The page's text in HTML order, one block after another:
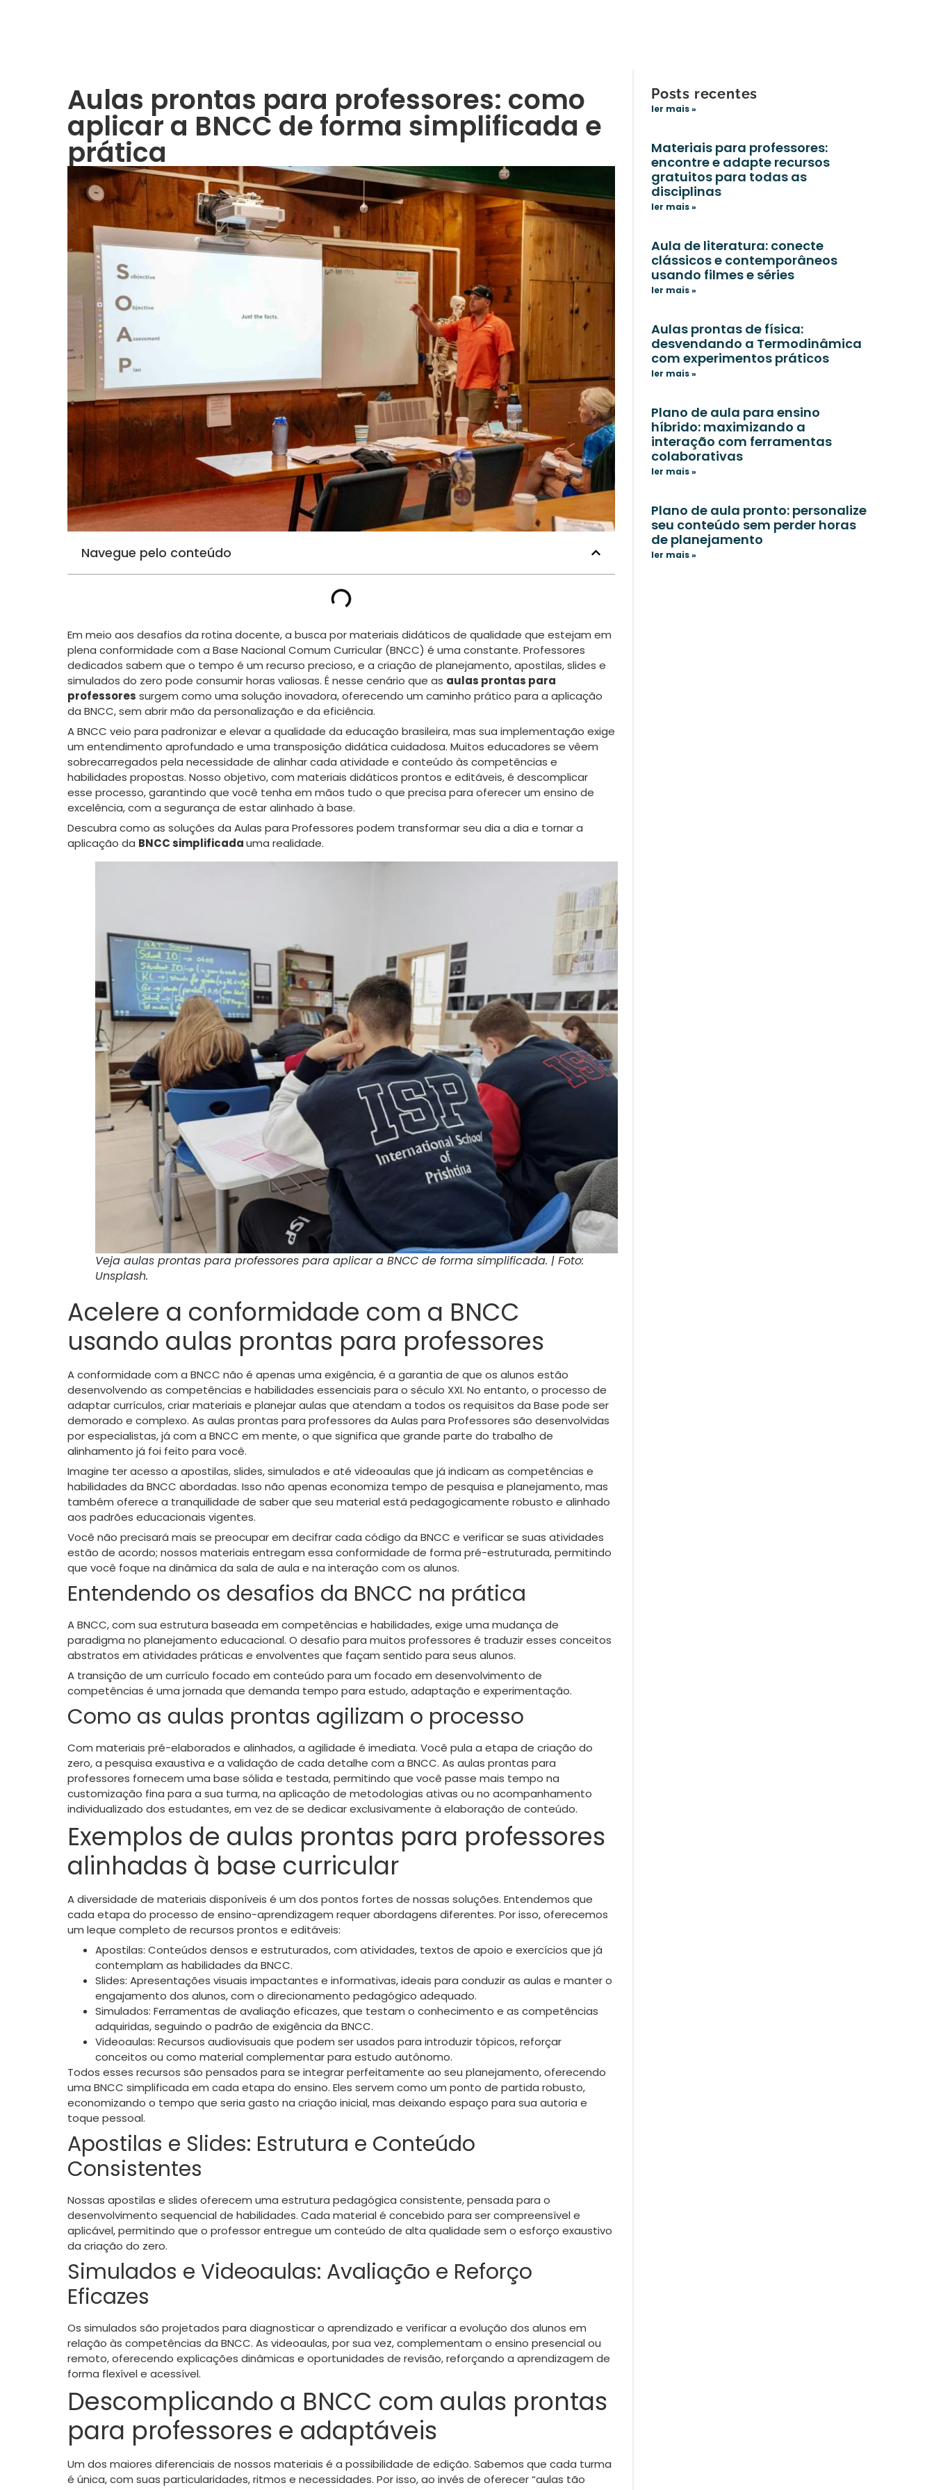
Aulas prontas para professores: como
aplicar a BNCC de forma simplificada e
prática
Navegue pelo conteúdo
Em meio aos desafios da rotina docente, a busca por materiais didáticos de qualidade que estejam em
plena conformidade com a Base Nacional Comum Curricular (BNCC) é uma constante. Professores
dedicados sabem que o tempo é um recurso precioso, e a criação de planejamento, apostilas, slides e
simulados do zero pode consumir horas valiosas. É nesse cenário que as aulas prontas para
professores surgem como uma solução inovadora, oferecendo um caminho prático para a aplicação
da BNCC, sem abrir mão da personalização e da eficiência.
A BNCC veio para padronizar e elevar a qualidade da educação brasileira, mas sua implementação exige
um entendimento aprofundado e uma transposição didática cuidadosa. Muitos educadores se vêem
sobrecarregados pela necessidade de alinhar cada atividade e conteúdo às competências e
habilidades propostas. Nosso objetivo, com materiais didáticos prontos e editáveis, é descomplicar
esse processo, garantindo que você tenha em mãos tudo o que precisa para oferecer um ensino de
excelência, com a segurança de estar alinhado à base.
Descubra como as soluções da Aulas para Professores podem transformar seu dia a dia e tornar a
aplicação da BNCC simplificadauma realidade.
Veja aulas prontas para professores para aplicar a BNCC de forma simplificada. | Foto:
Unsplash.
Acelere a conformidade com a BNCC
usando aulas prontas para professores
A conformidade com a BNCC não é apenas uma exigência, é a garantia de que os alunos estão
desenvolvendo as competências e habilidades essenciais para o século XXI. No entanto, o processo de
adaptar currículos, criar materiais e planejar aulas que atendam a todos os requisitos da Base pode ser
demorado e complexo. As aulas prontas para professores da Aulas para Professores são desenvolvidas
por especialistas, já com a BNCC em mente, o que significa que grande parte do trabalho de
alinhamento já foi feito para você.
Imagine ter acesso a apostilas, slides, simulados e até videoaulas que já indicam as competências e
habilidades da BNCC abordadas. Isso não apenas economiza tempo de pesquisa e planejamento, mas
também oferece a tranquilidade de saber que seu material está pedagogicamente robusto e alinhado
aos padrões educacionais vigentes.
Você não precisará mais se preocupar em decifrar cada código da BNCC e verificar se suas atividades
estão de acordo; nossos materiais entregam essa conformidade de forma pré-estruturada, permitindo
que você foque na dinâmica da sala de aula e na interação com os alunos.
Entendendo os desafios da BNCC na prática
A BNCC, com sua estrutura baseada em competências e habilidades, exige uma mudança de
paradigma no planejamento educacional. O desafio para muitos professores é traduzir esses conceitos
abstratos em atividades práticas e envolventes que façam sentido para seus alunos.
A transição de um currículo focado em conteúdo para um focado em desenvolvimento de
competências é uma jornada que demanda tempo para estudo, adaptação e experimentação.
Como as aulas prontas agilizam o processo
Com materiais pré-elaborados e alinhados, a agilidade é imediata. Você pula a etapa de criação do
zero, a pesquisa exaustiva e a validação de cada detalhe com a BNCC. As aulas prontas para
professores fornecem uma base sólida e testada, permitindo que você passe mais tempo na
customização fina para a sua turma, na aplicação de metodologias ativas ou no acompanhamento
individualizado dos estudantes, em vez de se dedicar exclusivamente à elaboração de conteúdo.
Exemplos de aulas prontas para professores
alinhadas à base curricular
A diversidade de materiais disponíveis é um dos pontos fortes de nossas soluções. Entendemos que
cada etapa do processo de ensino-aprendizagem requer abordagens diferentes. Por isso, oferecemos
um leque completo de recursos prontos e editáveis:
Apostilas: Conteúdos densos e estruturados, com atividades, textos de apoio e exercícios que já
contemplam as habilidades da BNCC.
Slides: Apresentações visuais impactantes e informativas, ideais para conduzir as aulas e manter o
engajamento dos alunos, com o direcionamento pedagógico adequado.
Simulados: Ferramentas de avaliação eficazes, que testam o conhecimento e as competências
adquiridas, seguindo o padrão de exigência da BNCC.
Videoaulas: Recursos audiovisuais que podem ser usados para introduzir tópicos, reforçar
conceitos ou como material complementar para estudo autônomo.
Todos esses recursos são pensados para se integrar perfeitamente ao seu planejamento, oferecendo
uma BNCC simplificada em cada etapa do ensino. Eles servem como um ponto de partida robusto,
economizando o tempo que seria gasto na criação inicial, mas deixando espaço para sua autoria e
toque pessoal.
Apostilas e Slides: Estrutura e Conteúdo
Consistentes
Nossas apostilas e slides oferecem uma estrutura pedagógica consistente, pensada para o
desenvolvimento sequencial de habilidades. Cada material é concebido para ser compreensível e
aplicável, permitindo que o professor entregue um conteúdo de alta qualidade sem o esforço exaustivo
da criação do zero.
Simulados e Videoaulas: Avaliação e Reforço
Eficazes
Os simulados são projetados para diagnosticar o aprendizado e verificar a evolução dos alunos em
relação às competências da BNCC. As videoaulas, por sua vez, complementam o ensino presencial ou
remoto, oferecendo explicações dinâmicas e oportunidades de revisão, reforçando a aprendizagem de
forma flexível e acessível.
Descomplicando a BNCC com aulas prontas
para professores e adaptáveis
Um dos maiores diferenciais de nossos materiais é a possibilidade de edição. Sabemos que cada turma
é única, com suas particularidades, ritmos e necessidades. Por isso, ao invés de oferecer “aulas tão
Posts recentes
ler mais »
Materiais para professores:
encontre e adapte recursos
gratuitos para todas as
disciplinas
ler mais »
Aula de literatura: conecte
clássicos e contemporâneos
usando filmes e séries
ler mais »
Aulas prontas de física:
desvendando a Termodinâmica
com experimentos práticos
ler mais »
Plano de aula para ensino
híbrido: maximizando a
interação com ferramentas
colaborativas
ler mais »
Plano de aula pronto: personalize
seu conteúdo sem perder horas
de planejamento
ler mais »